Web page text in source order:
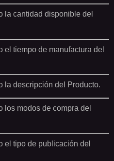
la cantidad disponible del
el tiempo de manufactura del
la descripción del Producto.
los modos de compra del
el tipo de publicación del